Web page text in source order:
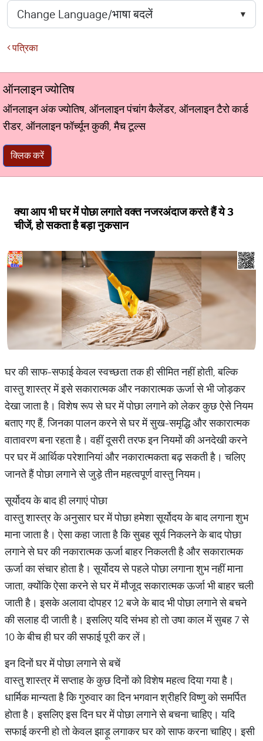
पत्रिका
ऑनलाइन ज्योतिष
ऑनलाइन अंक ज्योतिष, ऑनलाइन पंचांग कैलेंडर, ऑनलाइन टैरो कार्ड
रीडर, ऑनलाइन फॉर्च्यून कुकी, मैच टूल्स
क्लिक करें
क्‍या आप भी घर में पोछा लगाते वक्‍त नजरअंदाज करते हैं ये 3
चीजें, हो सकता है बड़ा नुकसान
घर की साफ-सफाई केवल स्वच्छता तक ही सीमित नहीं होती, बल्कि
वास्तु शास्त्र में इसे सकारात्मक और नकारात्मक ऊर्जा से भी जोड़कर
देखा जाता है। विशेष रूप से घर में पोछा लगाने को लेकर कुछ ऐसे नियम
बताए गए हैं, जिनका पालन करने से घर में सुख-समृद्धि और सकारात्मक
वातावरण बना रहता है। वहीं दूसरी तरफ इन नियमों की अनदेखी करने
पर घर में आर्थिक परेशानियां और नकारात्मकता बढ़ सकती है। चलिए
जानते हैं पोछा लगाने से जुड़े तीन महत्वपूर्ण वास्तु नियम।
सूर्योदय के बाद ही लगाएं पोछा
वास्तु शास्‍त्र के अनुसार घर में पोछा हमेशा सूर्योदय के बाद लगाना शुभ
माना जाता है। ऐसा कहा जाता है कि सुबह सूर्य निकलने के बाद पोछा
लगाने से घर की नकारात्मक ऊर्जा बाहर निकलती है और सकारात्मक
ऊर्जा का संचार होता है। सूर्योदय से पहले पोछा लगाना शुभ नहीं माना
जाता, क्योंकि ऐसा करने से घर में मौजूद सकारात्मक ऊर्जा भी बाहर चली
जाती है। इसके अलावा दोपहर 12 बजे के बाद भी पोछा लगाने से बचने
की सलाह दी जाती है। इसलिए यदि संभव हो तो उषा काल में सुबह 7 से
10 के बीच ही घर की सफाई पूरी कर लें।
इन दिनों घर में पोछा लगाने से बचें
वास्तु शास्त्र में सप्ताह के कुछ दिनों को विशेष महत्व दिया गया है।
धार्मिक मान्यता है कि गुरुवार का दिन भगवान श्रीहरि विष्णु को समर्पित
होता है। इसलिए इस दिन घर में पोछा लगाने से बचना चाहिए। यदि
सफाई करनी हो तो केवल झाड़ू लगाकर घर को साफ करना चाहिए। इसी